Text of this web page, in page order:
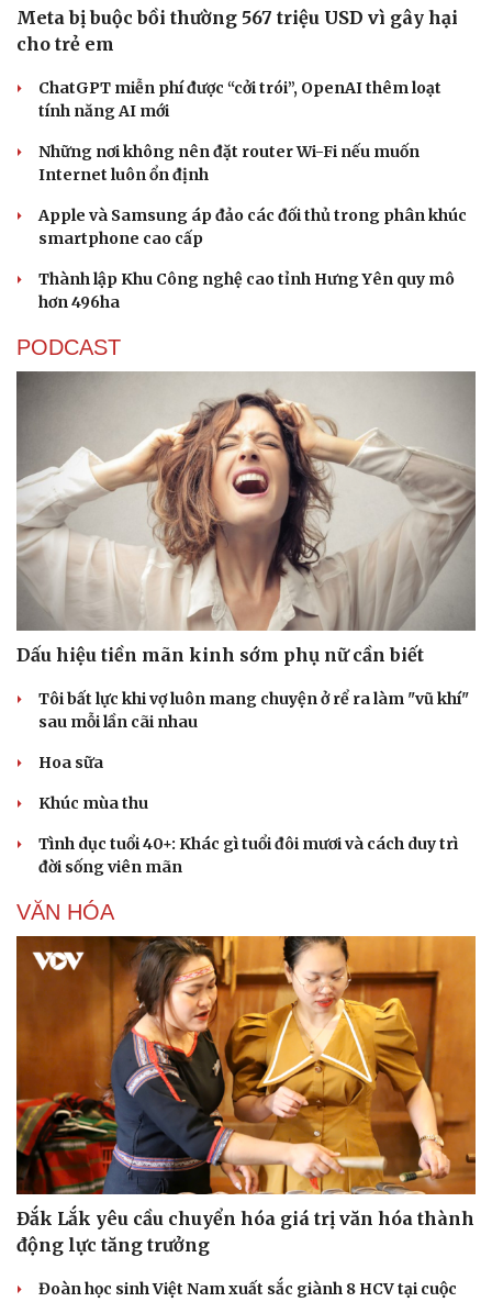
Văn hóa
Sân khấu - Điện ảnh
Văn học
Âm nhạc
Nghệ sĩ
Thời trang
Meta bị buộc bồi thường 567 triệu USD vì gây hại
cho trẻ em
ChatGPT miễn phí được “cởi trói”, OpenAI thêm loạt
tính năng AI mới
Những nơi không nên đặt router Wi-Fi nếu muốn
Internet luôn ổn định
Apple và Samsung áp đảo các đối thủ trong phân khúc
smartphone cao cấp
Thành lập Khu Công nghệ cao tỉnh Hưng Yên quy mô
hơn 496ha
PODCAST
Dấu hiệu tiền mãn kinh sớm phụ nữ cần biết
Tôi bất lực khi vợ luôn mang chuyện ở rể ra làm "vũ khí"
sau mỗi lần cãi nhau
Hoa sữa
Khúc mùa thu
Tình dục tuổi 40+: Khác gì tuổi đôi mươi và cách duy trì
đời sống viên mãn
VĂN HÓA
Đắk Lắk yêu cầu chuyển hóa giá trị văn hóa thành
động lực tăng trưởng
Đoàn học sinh Việt Nam xuất sắc giành 8 HCV tại cuộc